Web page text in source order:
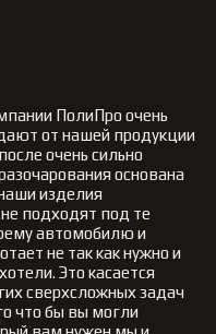
ПолиПро очень
от нашей продукции
очень сильно
основана
изделия
подходят под те
автомобилю и
не так как нужно и
Это касается
сверхсложных задач
что бы вы могли